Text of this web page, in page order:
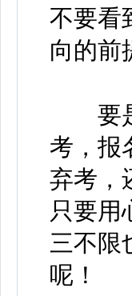
不要看
向的前
要是
考，报
弃考，
只要用
三不限
呢！